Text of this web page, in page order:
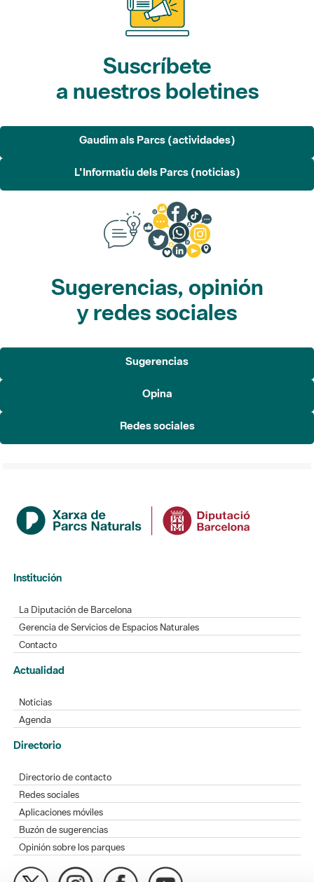
Suscríbete
a nuestros boletines
Gaudim als Parcs (actividades)
L'Informatiu dels Parcs (noticias)
Sugerencias, opinión
y redes sociales
Sugerencias
Opina
Redes sociales
Institución
La Diputación de Barcelona
Gerencia de Servicios de Espacios Naturales
Contacto
Actualidad
Noticias
Agenda
Directorio
Directorio de contacto
Redes sociales
Aplicaciones móviles
Buzón de sugerencias
Opinión sobre los parques